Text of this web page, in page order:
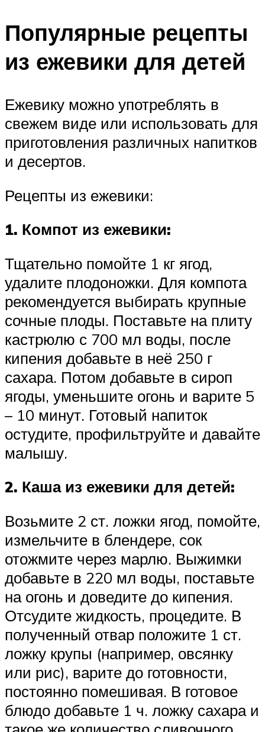
Популярные рецепты
из ежевики для детей
Ежевику можно употреблять в
свежем виде или использовать для
приготовления различных напитков
и десертов.
Рецепты из ежевики:
1. Компот из ежевики:
Тщательно помойте 1 кг ягод,
удалите плодоножки. Для компота
рекомендуется выбирать крупные
сочные плоды. Поставьте на плиту
кастрюлю с 700 мл воды, после
кипения добавьте в неё 250 г
сахара. Потом добавьте в сироп
ягоды, уменьшите огонь и варите 5
– 10 минут. Готовый напиток
остудите, профильтруйте и давайте
малышу.
2. Каша из ежевики для детей:
Возьмите 2 ст. ложки ягод, помойте,
измельчите в блендере, сок
отожмите через марлю. Выжимки
добавьте в 220 мл воды, поставьте
на огонь и доведите до кипения.
Отсудите жидкость, процедите. В
полученный отвар положите 1 ст.
ложку крупы (например, овсянку
или рис), варите до готовности,
постоянно помешивая. В готовое
блюдо добавьте 1 ч. ложку сахара и